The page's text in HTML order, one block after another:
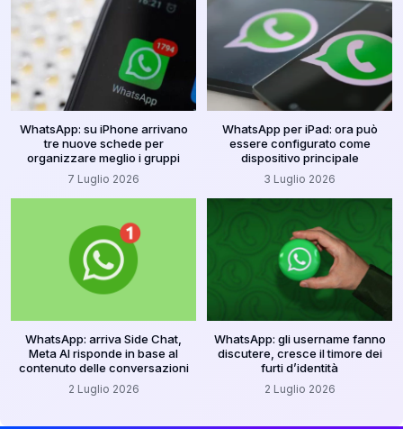
WhatsApp: su iPhone arrivano
tre nuove schede per
organizzare meglio i gruppi
7 Luglio 2026
WhatsApp per iPad: ora può
essere configurato come
dispositivo principale
3 Luglio 2026
WhatsApp: arriva Side Chat,
Meta AI risponde in base al
contenuto delle conversazioni
2 Luglio 2026
WhatsApp: gli username fanno
discutere, cresce il timore dei
furti d’identità
2 Luglio 2026